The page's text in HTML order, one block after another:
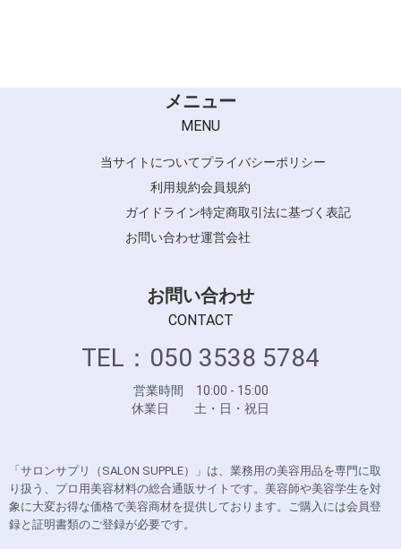
メニュー
MENU
当サイトについてプライバシーポリシー
利用規約会員規約
ガイドライン特定商取引法に基づく表記
お問い合わせ運営会社
お問い合わせ
CONTACT
TEL：050 3538 5784
営業時間 10:00 - 15:00
休業日 土・日・祝日
「サロンサプリ（SALON SUPPLE）」は、業務用の美容用品を専門に取
り扱う、プロ用美容材料の総合通販サイトです。美容師や美容学生を対
象に大変お得な価格で美容商材を提供しております。ご購入には会員登
録と証明書類のご登録が必要です。